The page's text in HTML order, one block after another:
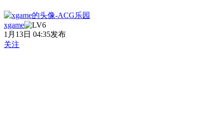
xgame
1月13日 04:35发布
关注